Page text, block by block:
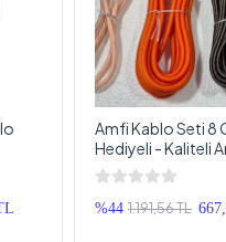
Amfi Kablo Seti 8
Hediyeli - Kaliteli
Takımı - Tam Set
%44 1.191,56 TL